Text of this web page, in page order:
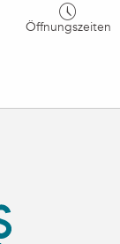
Öffnungszeiten